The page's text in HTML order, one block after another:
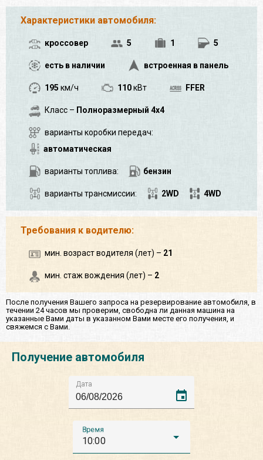
Характеристики автомобиля:
кроссовер 5 1 5
есть в наличии встроенная в панель
195км/ч 110кВт FFER
Класс – Полноразмерный 4x4
варианты коробки передач:
автоматическая
варианты топлива: бензин
варианты трансмиссии: 2WD 4WD
Требования к водителю:
мин. возраст водителя (лет) – 21
мин. стаж вождения (лет) – 2
После получения Вашего запроса на резервирование автомобиля, в
течении 24 часов мы проверим, свободна ли данная машина на
указанные Вами даты в указанном Вами месте его получения, и
свяжемся с Вами.
Получение автомобиля
Дата
event
Время
10:00